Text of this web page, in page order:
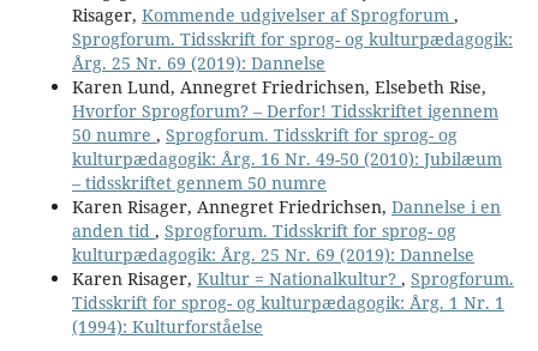
Risager, Kommende udgivelser af Sprogforum ,
Sprogforum. Tidsskrift for sprog- og kulturpædagogik:
Årg. 25 Nr. 69 (2019): Dannelse
Karen Lund, Annegret Friedrichsen, Elsebeth Rise,
Hvorfor Sprogforum? – Derfor! Tidsskriftet igennem
50 numre , Sprogforum. Tidsskrift for sprog- og
kulturpædagogik: Årg. 16 Nr. 49-50 (2010): Jubilæum
– tidsskriftet gennem 50 numre
Karen Risager, Annegret Friedrichsen, Dannelse i en
anden tid , Sprogforum. Tidsskrift for sprog- og
kulturpædagogik: Årg. 25 Nr. 69 (2019): Dannelse
Karen Risager, Kultur = Nationalkultur? , Sprogforum.
Tidsskrift for sprog- og kulturpædagogik: Årg. 1 Nr. 1
(1994): Kulturforståelse